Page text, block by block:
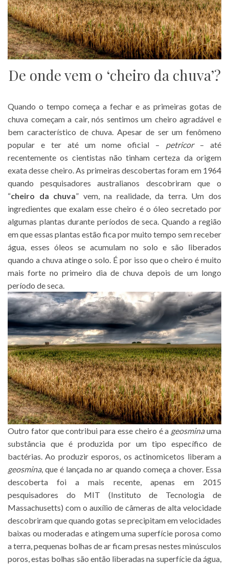
De onde vem o ‘cheiro da chuva’?
Quando o tempo começa a fechar e as primeiras gotas de
chuva começam a cair, nós sentimos um cheiro agradável e
bem característico de chuva. Apesar de ser um fenômeno
popular e ter até um nome oficial – petricor– até
recentemente os cientistas não tinham certeza da origem
exata desse cheiro. As primeiras descobertas foram em 1964
quando pesquisadores australianos descobriram que o
“cheiro da chuva” vem, na realidade, da terra. Um dos
ingredientes que exalam esse cheiro é o óleo secretado por
algumas plantas durante períodos de seca. Quando a região
em que essas plantas estão fica por muito tempo sem receber
água, esses óleos se acumulam no solo e são liberados
quando a chuva atinge o solo. É por isso que o cheiro é muito
mais forte no primeiro dia de chuva depois de um longo
período de seca.
Outro fator que contribui para esse cheiro é a geosminauma
substância que é produzida por um tipo específico de
bactérias. Ao produzir esporos, os actinomicetos liberam a
geosmina, que é lançada no ar quando começa a chover. Essa
descoberta foi a mais recente, apenas em 2015
pesquisadores do MIT (Instituto de Tecnologia de
Massachusetts) com o auxílio de câmeras de alta velocidade
descobriram que quando gotas se precipitam em velocidades
baixas ou moderadas e atingem uma superfície porosa como
a terra, pequenas bolhas de ar ficam presas nestes minúsculos
poros, estas bolhas são então liberadas na superfície da água,